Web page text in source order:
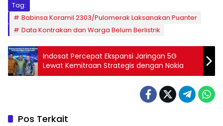
Tag:
Babinsa Koramil 2303/Pulomerak Laksanakan Puanter
Data Kontrakan dan Warga Belum Berlistrik
Indosat Percepat Ekspansi Jaringan 5G
Lewat Kemitraan Strategis dengan Nokia
Pos Terkait